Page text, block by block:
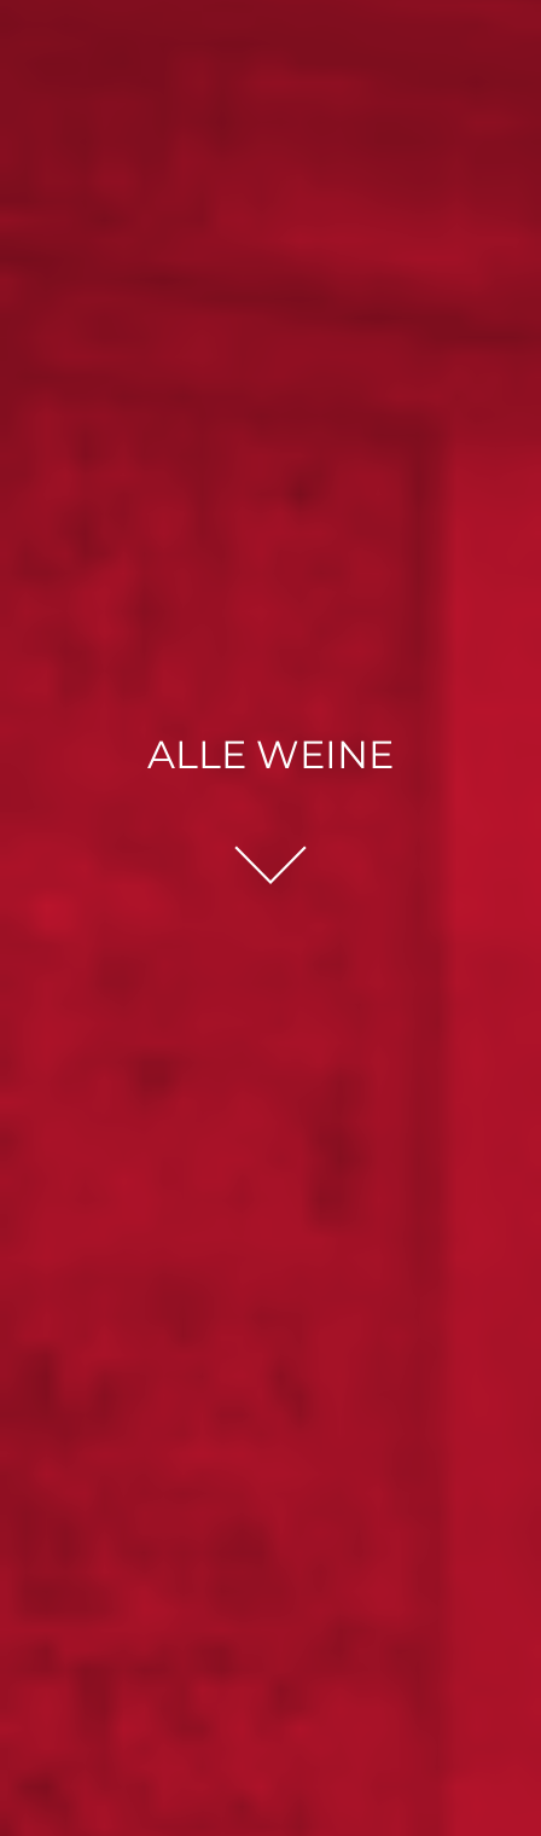
ALLE WEINE